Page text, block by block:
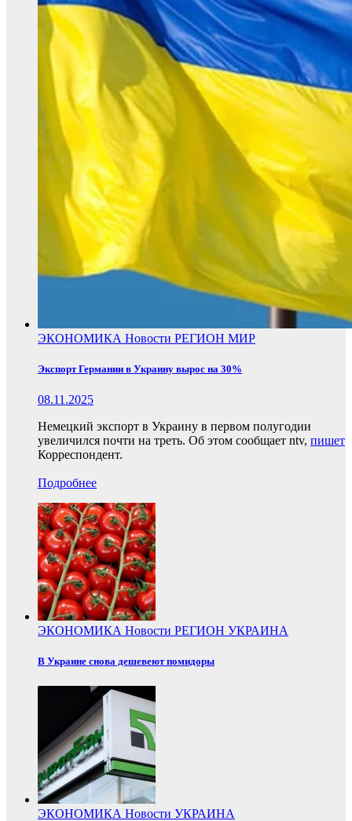
ЭКОНОМИКА Новости РЕГИОН МИР
Экспорт Германии в Украину вырос на 30%
08.11.2025
Немецкий экспорт в Украину в первом полугодии
увеличился почти на треть. Об этом сообщает ntv, пишет
Корреспондент.
Подробнее
ЭКОНОМИКА Новости РЕГИОН УКРАИНА
В Украине снова дешевеют помидоры
ЭКОНОМИКА Новости УКРАИНА